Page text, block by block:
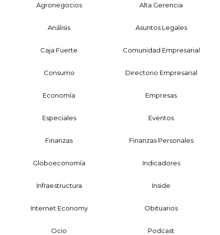
Agronegocios Alta Gerencia
Análisis Asuntos Legales
Caja Fuerte Comunidad Empresarial
Consumo Directorio Empresarial
Economía Empresas
Especiales Eventos
Finanzas Finanzas Personales
Globoeconomía Indicadores
Infraestructura Inside
Internet Economy Obituarios
Ocio Podcast